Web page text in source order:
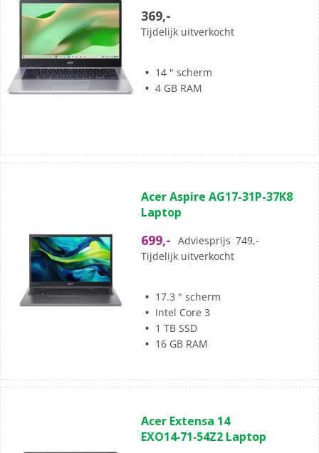
sterren.
369,-
Tijdelijk uitverkocht
14 " scherm
4 GB RAM
van
de
sterren.
Acer Aspire AG17-31P-37K8
Laptop
699,- Adviesprijs 749,-
Tijdelijk uitverkocht
17.3 " scherm
Intel Core 3
1 TB SSD
16 GB RAM
van
de
Acer Extensa 14
EXO14‑71‑54Z2 Laptop